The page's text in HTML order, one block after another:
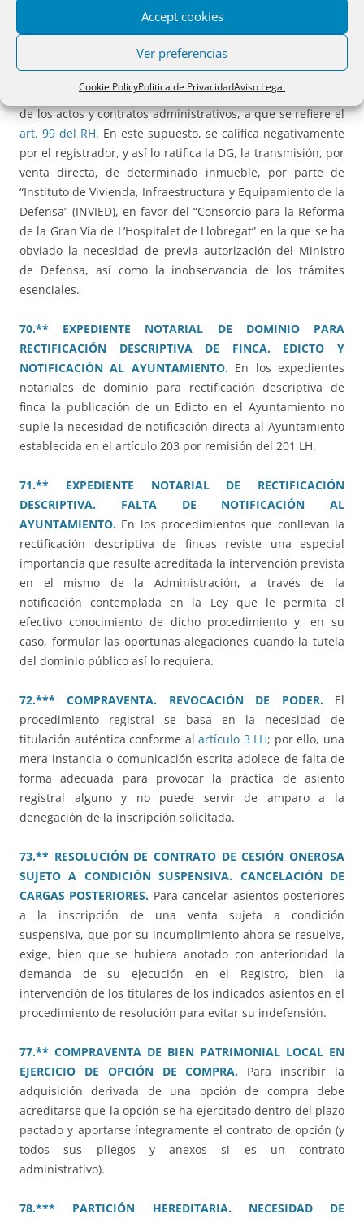
Accept cookies
Ver preferencias
Cookie PolicyPolítica de PrivacidadAviso Legal
69.** TRANSMISIÓN DE INMUEBLE PATRIMONIAL
MEDIANTE ENAJENACIÓN DIRECTA.La presente resolución
reconoce el control registral sobre determinados aspectos
de los actos y contratos administrativos, a que se refiere el
art. 99 del RH. En este supuesto, se califica negativamente
por el registrador, y así lo ratifica la DG, la transmisión, por
venta directa, de determinado inmueble, por parte de
“Instituto de Vivienda, Infraestructura y Equipamiento de la
Defensa” (INVIED), en favor del “Consorcio para la Reforma
de la Gran Vía de L’Hospitalet de Llobregat” en la que se ha
obviado la necesidad de previa autorización del Ministro
de Defensa, así como la inobservancia de los trámites
esenciales.
70.** EXPEDIENTE NOTARIAL DE DOMINIO PARA
RECTIFICACIÓN DESCRIPTIVA DE FINCA. EDICTO Y
NOTIFICACIÓN AL AYUNTAMIENTO.En los expedientes
notariales de dominio para rectificación descriptiva de
finca la publicación de un Edicto en el Ayuntamiento no
suple la necesidad de notificación directa al Ayuntamiento
establecida en el artículo 203 por remisión del 201 LH.
71.** EXPEDIENTE NOTARIAL DE RECTIFICACIÓN
DESCRIPTIVA. FALTA DE NOTIFICACIÓN AL
AYUNTAMIENTO. En los procedimientos que conllevan la
rectificación descriptiva de fincas reviste una especial
importancia que resulte acreditada la intervención prevista
en el mismo de la Administración, a través de la
notificación contemplada en la Ley que le permita el
efectivo conocimiento de dicho procedimiento y, en su
caso, formular las oportunas alegaciones cuando la tutela
del dominio público así lo requiera.
72.*** COMPRAVENTA. REVOCACIÓN DE PODER.El
procedimiento registral se basa en la necesidad de
titulación auténtica conforme alartículo 3 LH; por ello, una
mera instancia o comunicación escrita adolece de falta de
forma adecuada para provocar la práctica de asiento
registral alguno y no puede servir de amparo a la
denegación de la inscripción solicitada.
73.** RESOLUCIÓN DE CONTRATO DE CESIÓN ONEROSA
SUJETO A CONDICIÓN SUSPENSIVA. CANCELACIÓN DE
CARGAS POSTERIORES. Para cancelar asientos posteriores
a la inscripción de una venta sujeta a condición
suspensiva, que por su incumplimiento ahora se resuelve,
exige, bien que se hubiera anotado con anterioridad la
demanda de su ejecución en el Registro, bien la
intervención de los titulares de los indicados asientos en el
procedimiento de resolución para evitar su indefensión.
77.** COMPRAVENTA DE BIEN PATRIMONIAL LOCAL EN
EJERCICIO DE OPCIÓN DE COMPRA. Para inscribir la
adquisición derivada de una opción de compra debe
acreditarse que la opción se ha ejercitado dentro del plazo
pactado y aportarse íntegramente el contrato de opción (y
todos sus pliegos y anexos si es un contrato
administrativo).
78.*** PARTICIÓN HEREDITARIA. NECESIDAD DE